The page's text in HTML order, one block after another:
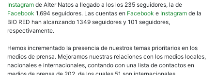
Instagram de Alter Natos a llegado a los los 235 seguidores, la de
Facebook 1,694 seguidores. Las cuentas en Facebook e Instagram de la
BIO RED han alcanzando 1349 seguidores y 101 seguidores,
respectivamente.
Hemos incrementado la presencia de nuestros temas prioritarios en los
medios de prensa. Mejoramos nuestras relaciones con los medios locales,
nacionales e internacionales, contando con una lista de contactos en